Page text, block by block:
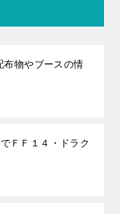
布物やブースの情
ＦＦ１４・ドラク